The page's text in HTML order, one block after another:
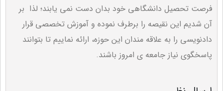
فرصت تحصیل دانشگاهی خود بدان دست نمی یابند؛ لذا بر
آن شدیم این نقیصه را برطرف نموده و آموزش تخصصی قرار
دادنویسی را به علاقه مندان این حوزه، ارائه نماییم تا بتوانند
پاسخگوی نیاز جامعه ی امروز باشند.